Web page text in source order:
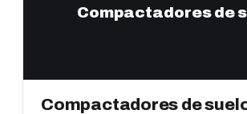
Compactadores de
Compactadores de